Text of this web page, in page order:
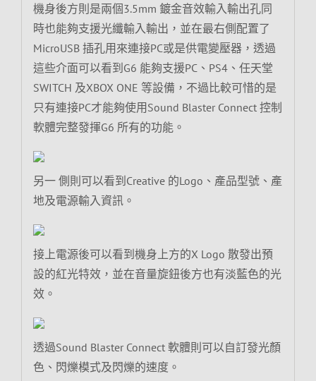
機身後方則是兩個3.5mm 鍍金音效輸入輸出孔同
時也能夠支援光纖輸入輸出，並在最右側配置了
MicroUSB 插孔用來連接PC或是供電變壓器，透過
這些介面可以看到G6 能夠支援PC、PS4、任天堂
SWITCH 及XBOX ONE 等設備，不過比較可惜的是
只有連接PC才能夠使用Sound Blaster Connect 控制
軟體完整發揮G6 所有的功能。
另一 側則可以看到Creative 的Logo、產品型號、產
地及電源輸入資訊。
接上電源後可以看到機身上方的X Logo 散發出預
設的紅光特效，並在音量旋鈕後方也有淡藍色的光
效。
透過Sound Blaster Connect 軟體則可以自訂發光顏
色、閃爍模式及閃爍的速度。